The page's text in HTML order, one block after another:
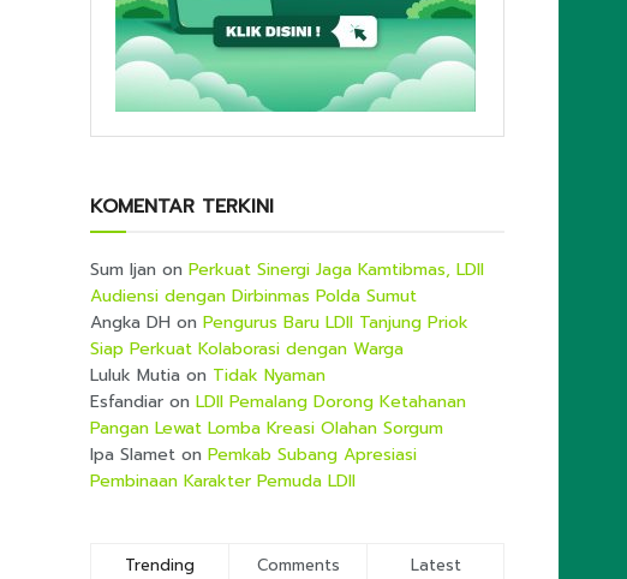
KOMENTAR TERKINI
Sum Ijan on Perkuat Sinergi Jaga Kamtibmas, LDII
Audiensi dengan Dirbinmas Polda Sumut
Angka DH on Pengurus Baru LDII Tanjung Priok
Siap Perkuat Kolaborasi dengan Warga
Luluk Mutia on Tidak Nyaman
Esfandiar on LDII Pemalang Dorong Ketahanan
Pangan Lewat Lomba Kreasi Olahan Sorgum
Ipa Slamet on Pemkab Subang Apresiasi
Pembinaan Karakter Pemuda LDII
Trending Comments Latest